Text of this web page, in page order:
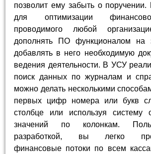
позволит ему забыть о поручении.
для оптимизации
проводимого любой
дополнять ПО функционалом на
добавлять в него необходимую
ведения деятельности. В УСУ
поиск данных по журналам и
можно делать несколькими
первых цифр номера или букв
столбце или используя систему
значений по колонкам.
разработкой, вы легко
финансовые потоки по всем